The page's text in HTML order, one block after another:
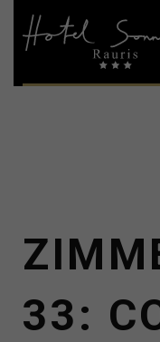
33: